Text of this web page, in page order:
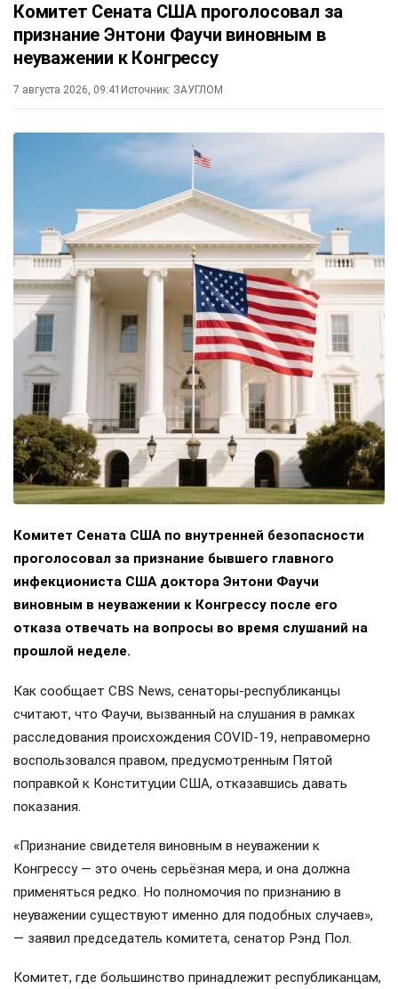
Комитет Сената США проголосовал за
признание Энтони Фаучи виновным в
неуважении к Конгрессу
7 августа 2026, 09:41 Источник: ЗАУГЛОМ
Комитет Сената США по внутренней безопасности
проголосовал за признание бывшего главного
инфекциониста США доктора Энтони Фаучи
виновным в неуважении к Конгрессу после его
отказа отвечать на вопросы во время слушаний на
прошлой неделе.
Как сообщает CBS News, сенаторы-республиканцы
считают, что Фаучи, вызванный на слушания в рамках
расследования происхождения COVID-19, неправомерно
воспользовался правом, предусмотренным Пятой
поправкой к Конституции США, отказавшись давать
показания.
«Признание свидетеля виновным в неуважении к
Конгрессу — это очень серьёзная мера, и она должна
применяться редко. Но полномочия по признанию в
неуважении существуют именно для подобных случаев»,
— заявил председатель комитета, сенатор Рэнд Пол.
Комитет, где большинство принадлежит республиканцам,